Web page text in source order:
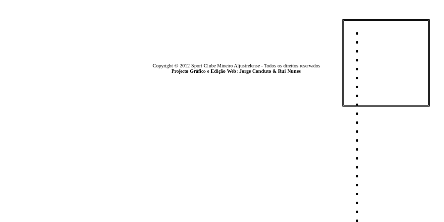
Copyright © 2012 Sport Clube Mineiro Aljustrelense - Todos os direitos reservados
Projecto Gráfico e Edição Web: Jorge Conduto & Rui Nunes